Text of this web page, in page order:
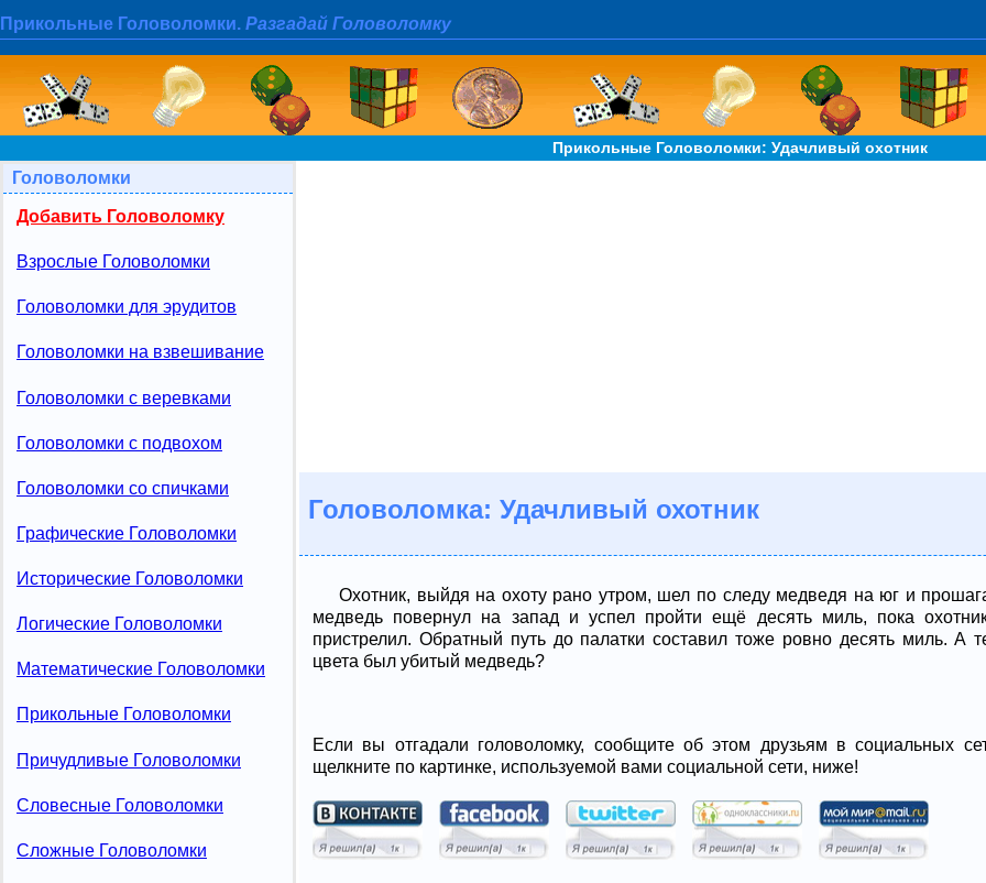
Прикольные Головоломки. Разгадай Головоломку
Прикольные Головоломки: Удачливый охотник
Головоломки
Добавить Головоломку
Взрослые Головоломки
Головоломки для эрудитов
Головоломки на взвешивание
Головоломки с веревками
Головоломки с подвохом
Головоломки со спичками
Графические Головоломки
Исторические Головоломки
Логические Головоломки
Математические Головоломки
Прикольные Головоломки
Причудливые Головоломки
Словесные Головоломки
Сложные Головоломки
Головоломка: Удачливый охотник
Охотник, выйдя на охоту рано утром, шел по следу медведя на юг и
медведь повернул на запад и успел пройти ещё десять миль, пока
пристрелил. Обратный путь до палатки составил тоже ровно десять миль. А
цвета был убитый медведь?
Если вы отгадали головоломку, сообщите об этом друзьям в социальных
щелкните по картинке, используемой вами социальной сети, ниже!